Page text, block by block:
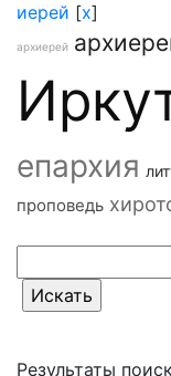
иерей [x]
архиерей
епархия
проповедь
Результаты